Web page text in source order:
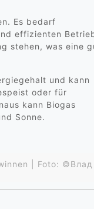
Es bedarf
effizienten
stehen, was eine
und kann
oder für
kann Biogas
Sonne.
| Foto: ©Влад